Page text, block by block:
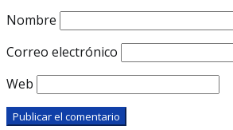
Nombre
Correo electrónico
Web